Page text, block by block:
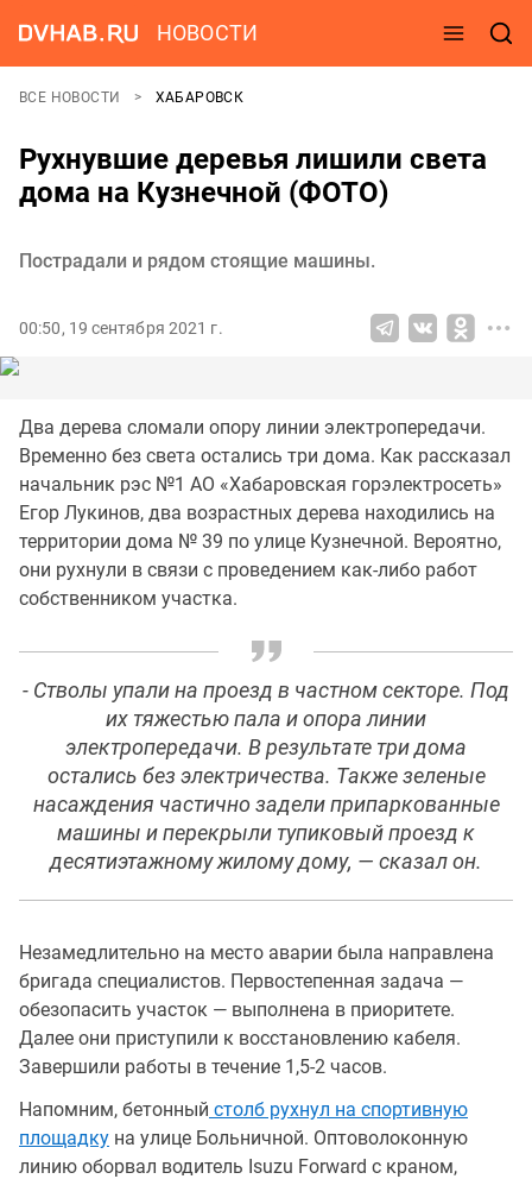
НОВОСТИ
ВСЕ НОВОСТИ ХАБАРОВСК
Рухнувшие деревья лишили света
дома на Кузнечной (ФОТО)
Пострадали и рядом стоящие машины.
00:50, 19 сентября 2021 г.
Два дерева сломали опору линии электропередачи.
Временно без света остались три дома. Как рассказал
начальник рэс №1 АО «Хабаровская горэлектросеть»
Егор Лукинов, два возрастных дерева находились на
территории дома № 39 по улице Кузнечной. Вероятно,
они рухнули в связи с проведением как-либо работ
собственником участка.
- Стволы упали на проезд в частном секторе. Под
их тяжестью пала и опора линии
электропередачи. В результате три дома
остались без электричества. Также зеленые
насаждения частично задели припаркованные
машины и перекрыли тупиковый проезд к
десятиэтажному жилому дому, — сказал он.
Незамедлительно на место аварии была направлена
бригада специалистов. Первостепенная задача —
обезопасить участок — выполнена в приоритете.
Далее они приступили к восстановлению кабеля.
Завершили работы в течение 1,5-2 часов.
Напомним, бетонный столб рухнул на спортивную
площадку на улице Больничной. Оптоволоконную
линию оборвал водитель Isuzu Forward с краном,